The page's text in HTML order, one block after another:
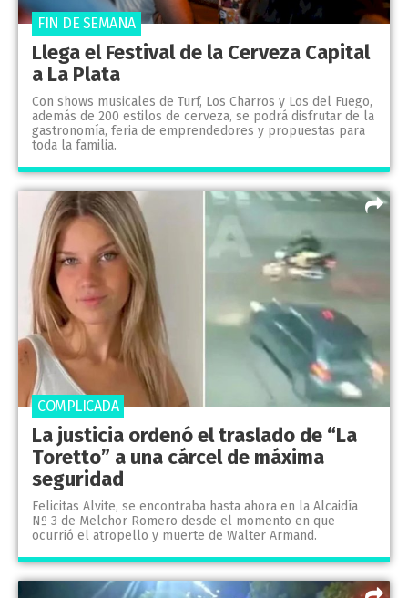
Llega el Festival de la Cerveza Capital
a La Plata
Con shows musicales de Turf, Los Charros y Los del Fuego,
además de 200 estilos de cerveza, se podrá disfrutar de la
gastronomía, feria de emprendedores y propuestas para
toda la familia.
FIN DE SEMANA
La justicia ordenó el traslado de “La
Toretto” a una cárcel de máxima
seguridad
Felicitas Alvite, se encontraba hasta ahora en la Alcaidía
Nº 3 de Melchor Romero desde el momento en que
ocurrió el atropello y muerte de Walter Armand.
COMPLICADA